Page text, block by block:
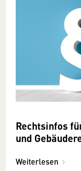
Rechtsinfos
und
Weiterlesen